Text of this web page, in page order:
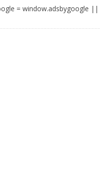
= window.adsbygoogle ||